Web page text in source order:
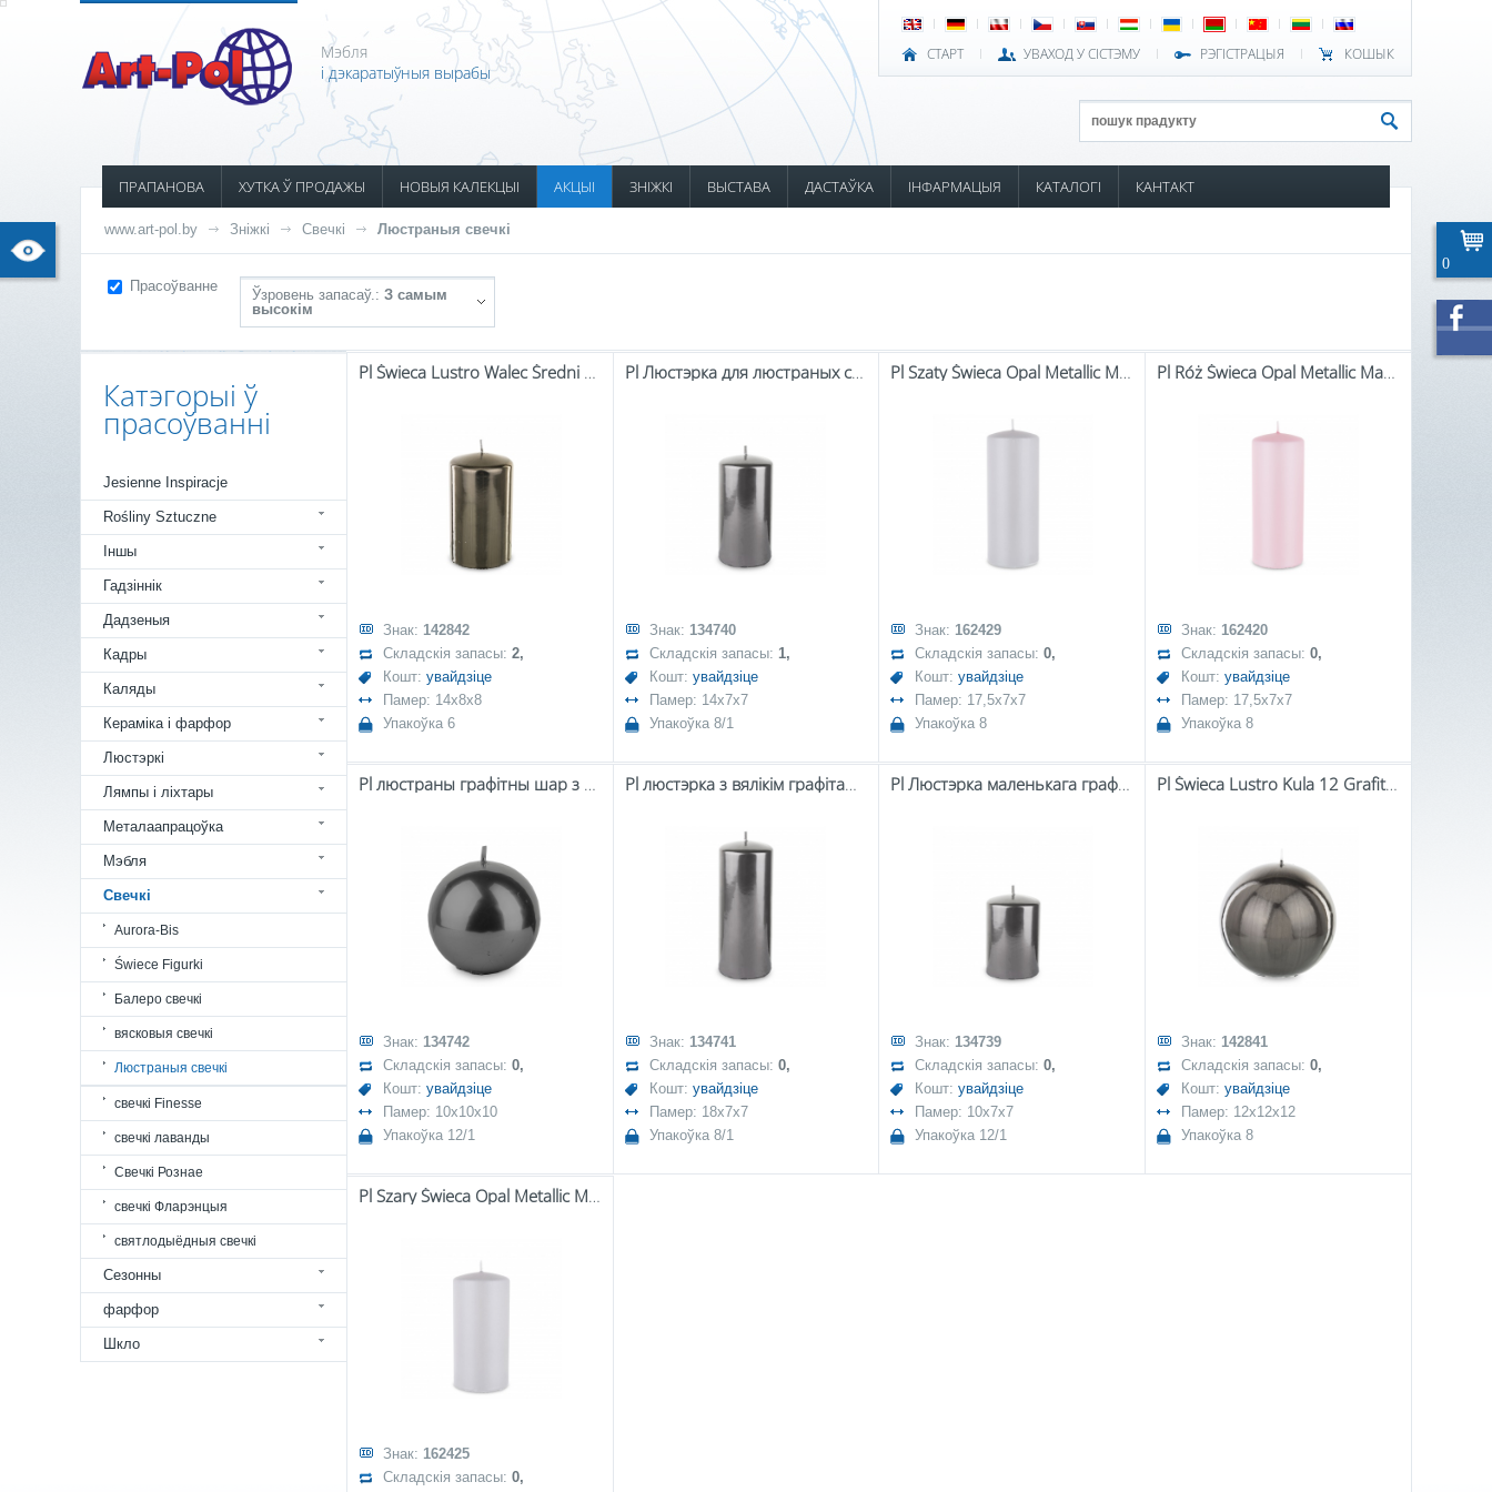
СТАРТ УВАХОД У СІСТЭМУ РЭГІСТРАЦЫЯ КОШЫК
Мэбля
і дэкаратыўныя вырабы
ПРАПАНОВА ХУТКА Ў ПРОДАЖЫ НОВЫЯ КАЛЕКЦЫІ АКЦЫІ ЗНІЖКІ ВЫСТАВА ДАСТАЎКА ІНФАРМАЦЫЯ КАТАЛОГІ КАНТАКТ
www.art-pol.by Зніжкі Свечкі Люстраныя свечкі
Прасоўванне
Ўзровень запасаў.: З самым
высокім
Катэгорыі ў
прасоўванні
Jesienne Inspiracje
Rośliny Sztuczne
Іншы
Гадзіннік
Дадзеныя
Кадры
Каляды
Кераміка і фарфор
Люстэркі
Лямпы і ліхтары
Металаапрацоўка
Мэбля
Свечкі
Aurora-Bis
Świece Figurki
Балеро свечкі
вясковыя свечкі
Люстраныя свечкі
свечкі Finesse
свечкі лаванды
Свечкі Рознае
свечкі Фларэнцыя
святлодыёдныя свечкі
Сезонны
фарфор
Шкло
Pl Świeca Lustro Walec Średni Fi 8 Grafitowy-Prom.
Знак: 142842
Складскія запасы: 2,
Кошт: увайдзіце
Памер: 14x8x8
Упакоўка 6
Pl Люстэрка для люстраных свечак Сярэдні графіт
Знак: 134740
Складскія запасы: 1,
Кошт: увайдзіце
Памер: 14x7x7
Упакоўка 8/1
Pl Szaty Świeca Opal Metallic Mat W Duży Fi7-Prom.
Знак: 162429
Складскія запасы: 0,
Кошт: увайдзіце
Памер: 17,5x7x7
Упакоўка 8
Pl Róż Świeca Opal Metallic Mat W Duży Fi7-Prom.
Знак: 162420
Складскія запасы: 0,
Кошт: увайдзіце
Памер: 17,5x7x7
Упакоўка 8
Pl люстраны графітны шар з свечкамі
Знак: 134742
Складскія запасы: 0,
Кошт: увайдзіце
Памер: 10x10x10
Упакоўка 12/1
Pl люстэрка з вялікім графітам, люстэрка
Знак: 134741
Складскія запасы: 0,
Кошт: увайдзіце
Памер: 18x7x7
Упакоўка 8/1
Pl Люстэрка маленькага графітнага валіка
Знак: 134739
Складскія запасы: 0,
Кошт: увайдзіце
Памер: 10x7x7
Упакоўка 12/1
Pl Świeca Lustro Kula 12 Grafitowy-Prom.
Знак: 142841
Складскія запасы: 0,
Кошт: увайдзіце
Памер: 12x12x12
Упакоўка 8
Pl Szary Świeca Opal Metallic Mat W Śr.fi7-Prom.
Знак: 162425
Складскія запасы: 0,
0